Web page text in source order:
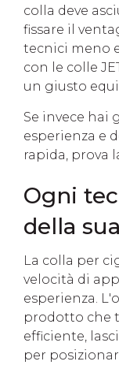
colla deve
fissare il
tecnici meno
con le colle
un giusto
Se invece hai
esperienza e
rapida, prova
Ogni
della
La colla per
velocità di
esperienza.
prodotto che
efficiente,
per